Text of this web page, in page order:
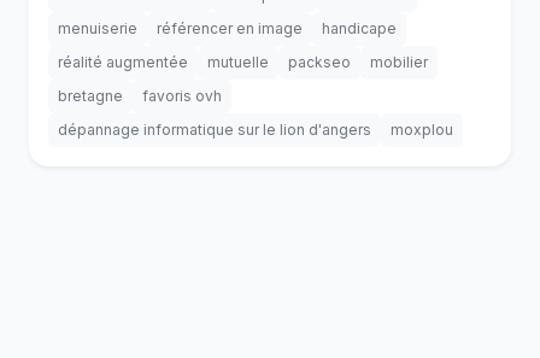
menuiserie
référencer en image
handicape
réalité augmentée
mutuelle packseo
mobilier
bretagne
favoris ovh
dépannage informatique sur le lion d'angers
moxplou